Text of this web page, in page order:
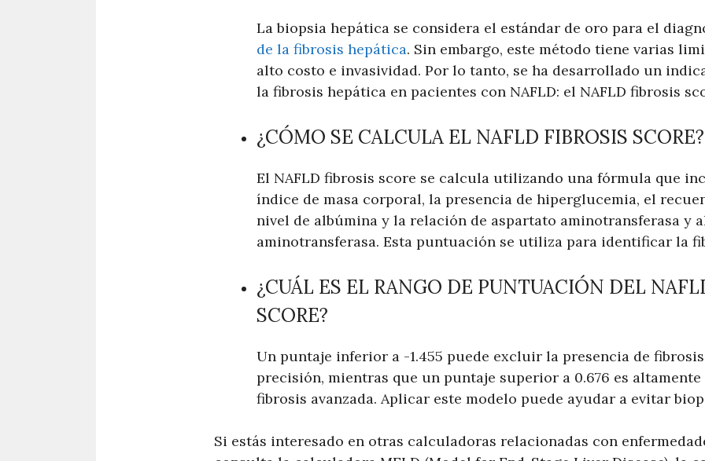
La biopsia hepática se considera el estándar de oro para el
de la fibrosis hepática. Sin embargo, este método tiene varias
alto costo e invasividad. Por lo tanto, se ha desarrollado un
la fibrosis hepática en pacientes con NAFLD: el NAFLD fibrosis
¿CÓMO SE CALCULA EL NAFLD FIBROSIS SCORE?
El NAFLD fibrosis score se calcula utilizando una fórmula que
índice de masa corporal, la presencia de hiperglucemia, el
nivel de albúmina y la relación de aspartato aminotransferasa y
aminotransferasa. Esta puntuación se utiliza para identificar la
¿CUÁL ES EL RANGO DE PUNTUACIÓN DEL
SCORE?
Un puntaje inferior a -1.455 puede excluir la presencia de
precisión, mientras que un puntaje superior a 0.676 es
fibrosis avanzada. Aplicar este modelo puede ayudar a evitar
Si estás interesado en otras calculadoras relacionadas con